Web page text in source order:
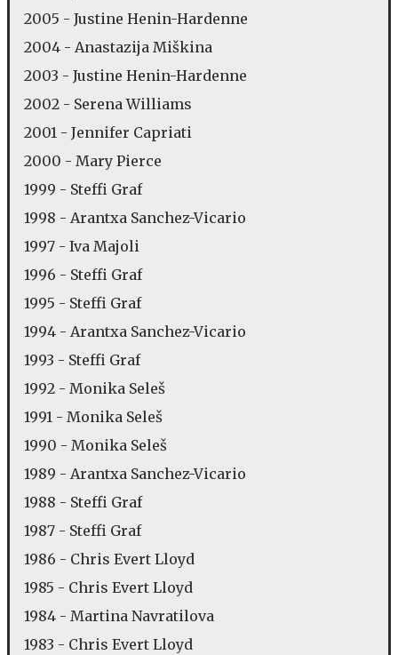
2005 - Justine Henin-Hardenne
2004 - Anastazija Miškina
2003 - Justine Henin-Hardenne
2002 - Serena Williams
2001 - Jennifer Capriati
2000 - Mary Pierce
1999 - Steffi Graf
1998 - Arantxa Sanchez-Vicario
1997 - Iva Majoli
1996 - Steffi Graf
1995 - Steffi Graf
1994 - Arantxa Sanchez-Vicario
1993 - Steffi Graf
1992 - Monika Seleš
1991 - Monika Seleš
1990 - Monika Seleš
1989 - Arantxa Sanchez-Vicario
1988 - Steffi Graf
1987 - Steffi Graf
1986 - Chris Evert Lloyd
1985 - Chris Evert Lloyd
1984 - Martina Navratilova
1983 - Chris Evert Lloyd